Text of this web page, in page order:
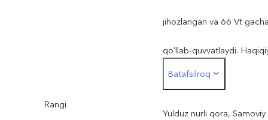
jihozlangan va 66 Vt
qoʻllab-quvvatlaydi.
quvvatlash kuchi tasvir
oʻzgarishi bilan dinamik
Batafsilroq
Rangi
Yulduz nurli qora, Samoviy